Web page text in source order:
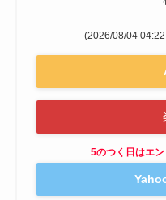
杉山金属 解凍皿
スピード解凍 うま味
KS-
(2026/08/04